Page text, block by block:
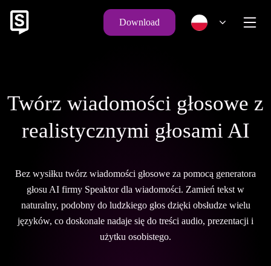
Download
Twórz wiadomości głosowe z
realistycznymi głosami AI
Bez wysiłku twórz wiadomości głosowe za pomocą generatora
głosu AI firmy Speaktor dla wiadomości. Zamień tekst w
naturalny, podobny do ludzkiego głos dzięki obsłudze wielu
języków, co doskonale nadaje się do treści audio, prezentacji i
użytku osobistego.